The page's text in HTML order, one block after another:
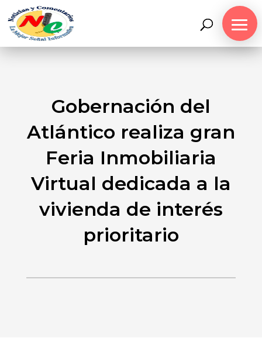
Gobernación del
Atlántico realiza gran
Feria Inmobiliaria
Virtual dedicada a la
vivienda de interés
prioritario